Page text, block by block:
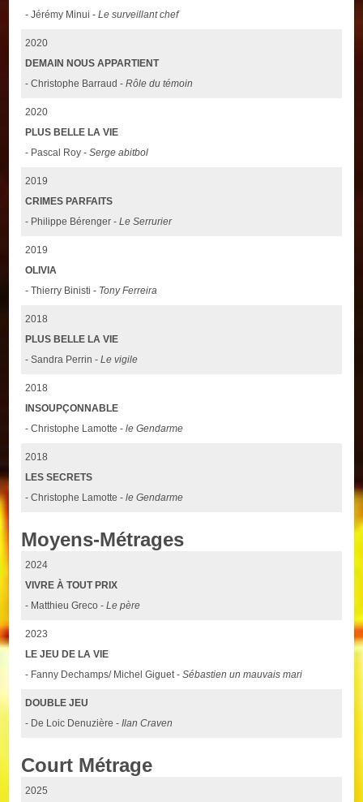
- Jérémy Minui -Le surveillant chef
2020
DEMAIN NOUS APPARTIENT
- Christophe Barraud -Rôle du témoin
2020
PLUS BELLE LA VIE
- Pascal Roy -Serge abitbol
2019
CRIMES PARFAITS
- Philippe Bérenger -Le Serrurier
2019
OLIVIA
- Thierry Binisti - Tony Ferreira
2018
PLUS BELLE LA VIE
- Sandra Perrin -Le vigile
2018
INSOUPÇONNABLE
- Christophe Lamotte -le Gendarme
2018
LES SECRETS
- Christophe Lamotte -le Gendarme
Moyens-Métrages
2024
VIVRE À TOUT PRIX
- Matthieu Greco -Le père
2023
LE JEU DE LA VIE
- Fanny Dechamps/ Michel Giguet -Sébastien un mauvais mari
DOUBLE JEU
- De Loic Denuzière -Ilan Craven
Court Métrage
2025